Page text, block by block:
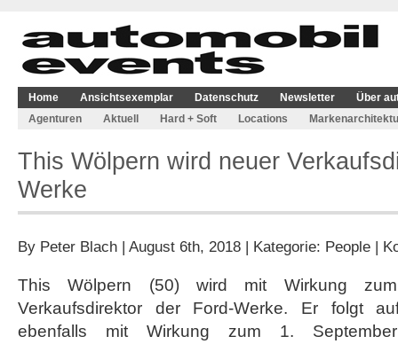
Home Ansichtsexemplar Datenschutz Newsletter
Über
Agenturen
Aktuell Hard + Soft Locations
This Wölpern wird neuer
Werke
By Peter Blach | August 6th, 2018 | Kategorie: People |
This Wölpern (50) wird mit Wirkung
Verkaufsdirektor der Ford-Werke. Er folgt
ebenfalls mit Wirkung zum 1.